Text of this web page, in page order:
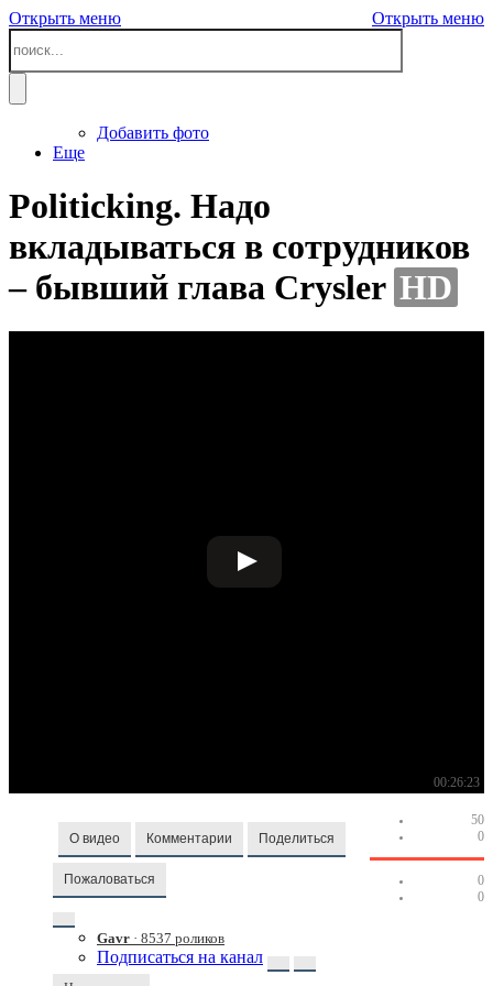
Открыть меню Открыть меню
Добавить фото
Еще
Politicking. Надо
вкладываться в сотрудников
– бывший глава Crysler HD
00:26:23
О видео Комментарии Поделиться
Пожаловаться
Gavr · 8537 роликов
Подписаться на канал
50
0
0
0